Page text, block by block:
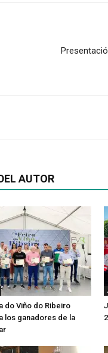
AUTOR
do Viño do Ribeiro
los ganadores de la